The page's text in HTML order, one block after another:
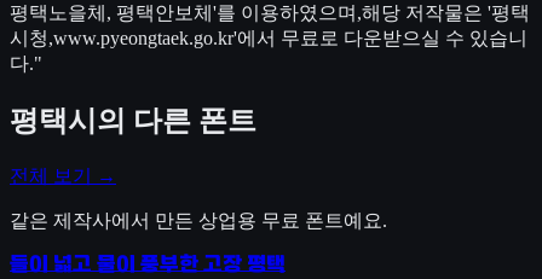
평택노을체, 평택안보체'를 이용하였으며,해당 저작물은 '평택
시청,www.pyeongtaek.go.kr'에서 무료로 다운받으실 수 있습니
다."
평택시 의 다른 폰트
전체 보기 →
같은 제작사에서 만든 상업용 무료 폰트예요.
들이 넓고 물이 풍부한 고장 평택